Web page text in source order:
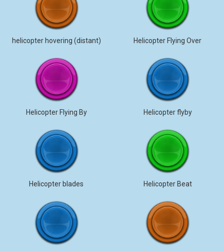
helicopter hovering (distant) Helicopter Flying Over
Helicopter Flying By Helicopter flyby
Helicopter blades Helicopter Beat